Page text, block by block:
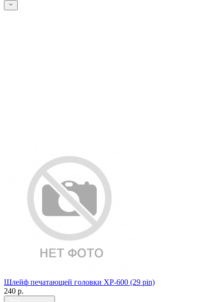
Шлейф печатающей головки XP-600 (29 pin)
240 р.